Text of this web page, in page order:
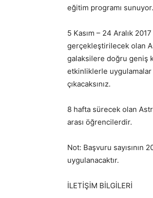
eğitim programı sunuyor.
5 Kasım – 24 Aralık
gerçekleştirilecek olan
galaksilere doğru geniş
etkinliklerle
çıkacaksınız.
8 hafta sürecek olan
arası öğrencilerdir.
Not: Başvuru sayısının
uygulanacaktır.
İLETİŞİM BİLGİLERİ